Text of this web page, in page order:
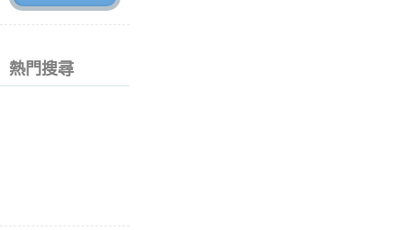
熱門搜尋